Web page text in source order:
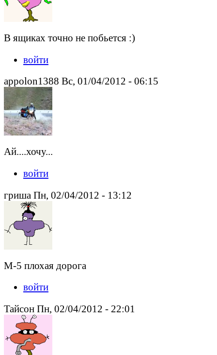
В ящиках точно не побьется :)
войти
appolon1388 Вс, 01/04/2012 - 06:15
Ай....хочу...
войти
гриша Пн, 02/04/2012 - 13:12
М-5 плохая дорога
войти
Тайсон Пн, 02/04/2012 - 22:01